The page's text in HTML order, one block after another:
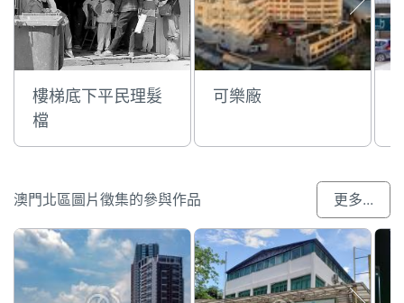
樓梯底下平民理髮
檔
可樂廠
澳門北區圖片徵集的參與作品 更多...